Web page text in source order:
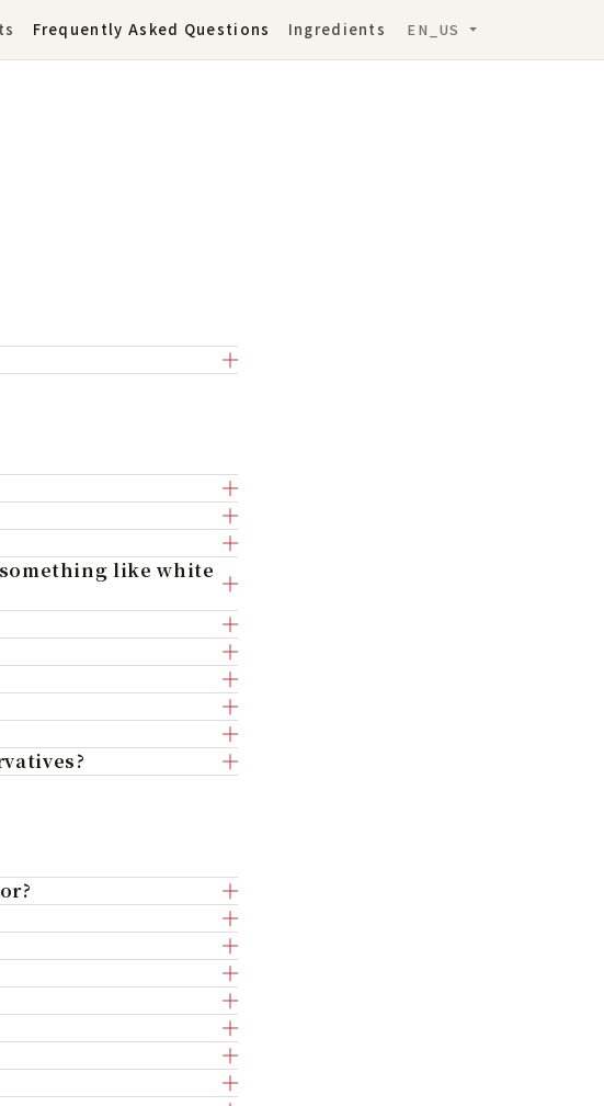
Frequently Asked Questions Ingredients EN_US
like white